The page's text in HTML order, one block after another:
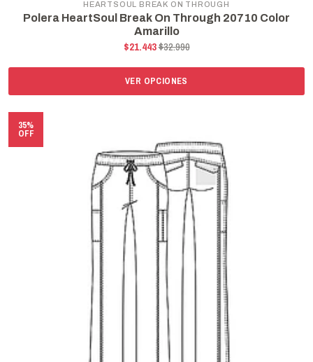
HEARTSOUL BREAK ON THROUGH
Polera HeartSoul Break On Through 20710 Color
Amarillo
$21.443$32.990
VER OPCIONES
35%
OFF